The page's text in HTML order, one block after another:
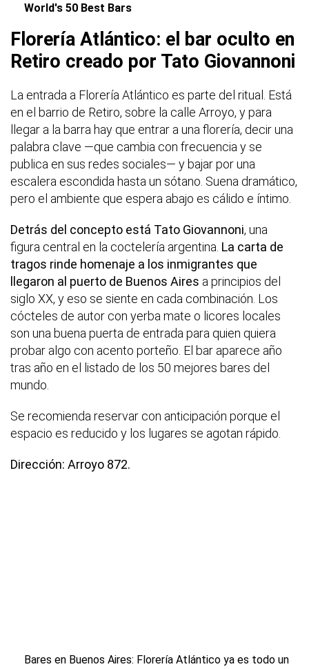
World's 50 Best Bars
Florería Atlántico: el bar oculto en
Retiro creado por Tato Giovannoni
La entrada a Florería Atlántico es parte del ritual. Está
en el barrio de Retiro, sobre la calle Arroyo, y para
llegar a la barra hay que entrar a una florería, decir una
palabra clave —que cambia con frecuencia y se
publica en sus redes sociales— y bajar por una
escalera escondida hasta un sótano. Suena dramático,
pero el ambiente que espera abajo es cálido e íntimo.
Detrás del concepto está Tato Giovannoni, una
figura central en la coctelería argentina. La carta de
tragos rinde homenaje a los inmigrantes que
llegaron al puerto de Buenos Aires a principios del
siglo XX, y eso se siente en cada combinación. Los
cócteles de autor con yerba mate o licores locales
son una buena puerta de entrada para quien quiera
probar algo con acento porteño. El bar aparece año
tras año en el listado de los 50 mejores bares del
mundo.
Se recomienda reservar con anticipación porque el
espacio es reducido y los lugares se agotan rápido.
Dirección: Arroyo 872.
Bares en Buenos Aires: Florería Atlántico ya es todo un